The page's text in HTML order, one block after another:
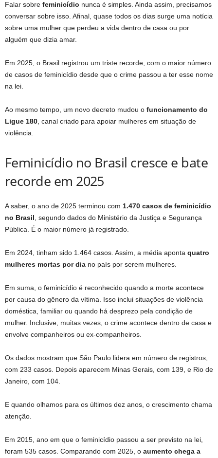
Falar sobre feminicídio nunca é simples. Ainda assim, precisamos
conversar sobre isso. Afinal, quase todos os dias surge uma notícia
sobre uma mulher que perdeu a vida dentro de casa ou por
alguém que dizia amar.
Em 2025, o Brasil registrou um triste recorde, com o maior número
de casos de feminicídio desde que o crime passou a ter esse nome
na lei.
Ao mesmo tempo, um novo decreto mudou o funcionamento do
Ligue 180, canal criado para apoiar mulheres em situação de
violência.
Feminicídio no Brasil cresce e bate
recorde em 2025
A saber, o ano de 2025 terminou com 1.470 casos de feminicídio
no Brasil, segundo dados do Ministério da Justiça e Segurança
Pública. É o maior número já registrado.
Em 2024, tinham sido 1.464 casos. Assim, a média aponta quatro
mulheres mortas por dia no país por serem mulheres.
Em suma, o feminicídio é reconhecido quando a morte acontece
por causa do gênero da vítima. Isso inclui situações de violência
doméstica, familiar ou quando há desprezo pela condição de
mulher. Inclusive, muitas vezes, o crime acontece dentro de casa e
envolve companheiros ou ex-companheiros.
Os dados mostram que São Paulo lidera em número de registros,
com 233 casos. Depois aparecem Minas Gerais, com 139, e Rio de
Janeiro, com 104.
E quando olhamos para os últimos dez anos, o crescimento chama
atenção.
Em 2015, ano em que o feminicídio passou a ser previsto na lei,
foram 535 casos. Comparando com 2025, o aumento chega a